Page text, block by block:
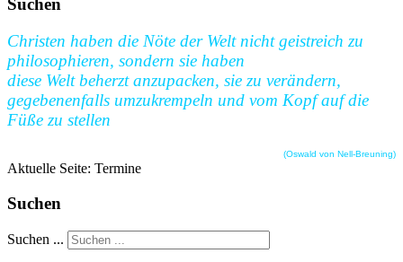
Suchen
Christen haben die Nöte der Welt nicht geistreich zu
philosophieren, sondern sie haben
diese Welt beherzt anzupacken, sie zu verändern,
gegebenenfalls umzukrempeln und vom Kopf auf die
Füße zu stellen
(Oswald von Nell-Breuning)
Aktuelle Seite: Termine
Suchen
Suchen ...